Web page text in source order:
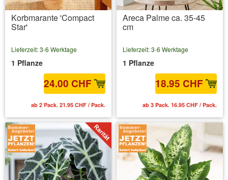
Korbmarante 'Compact
Star'
Lieferzeit: 3-6 Werktage
1 Pflanze
24.00 CHF
ab 2 Pack. 21.95 CHF / Pack.
Areca Palme ca. 35-45
cm
Lieferzeit: 3-6 Werktage
1 Pflanze
18.95 CHF
ab 3 Pack. 16.95 CHF / Pack.